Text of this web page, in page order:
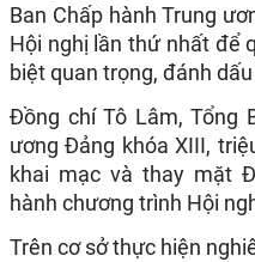
Ban Chấp hành Trung
Hội nghị lần thứ nhất để
biệt quan trọng, đánh
Đồng chí Tô Lâm, Tổng
ương Đảng khóa XIII,
khai mạc và thay mặt
hành chương trình Hội
Trên cơ sở thực hiện